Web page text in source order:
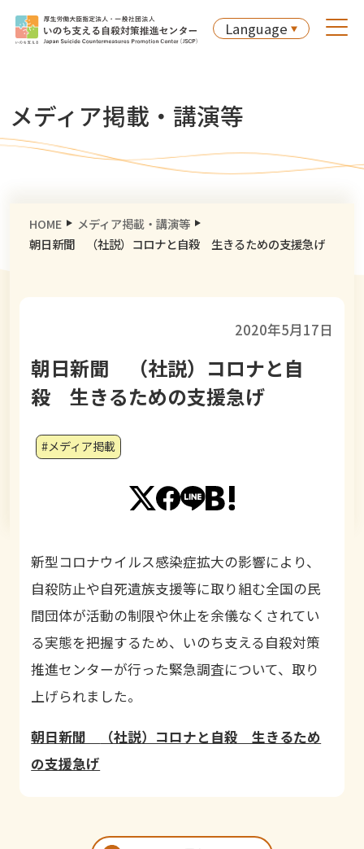
Language
メディア掲載・講演等
HOME
メディア掲載・講演等
朝日新聞 （社説）コロナと自殺 生きるための支援急げ
2020年5月17日
朝日新聞 （社説）コロナと自
殺 生きるための支援急げ
#メディア掲載
新型コロナウイルス感染症拡大の影響により、
自殺防止や自死遺族支援等に取り組む全国の民
間団体が活動の制限や休止を余儀なくされてい
る実態を把握するため、いのち支える自殺対策
推進センターが行った緊急調査について、取り
上げられました。
朝日新聞
（社説）コロナと自殺 生きるため
の支援急げ